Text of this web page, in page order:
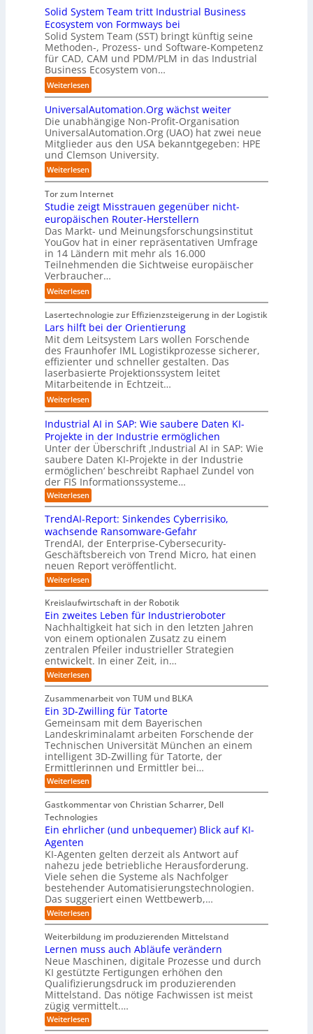
a
h
r
e
n
f
ü
r
d
e
n
G
i
g
a
c
t
o
r
y
-
A
u
b
a
u
u
m
C
o
-
C
E
O
e
c
h
e
n
z
e
n
t
r
e
n
i
n
D
e
u
t
s
c
h
l
a
n
d
:
T
r
e
f
f
p
u
k
t
f
ü
r
p
r
a
x
i
s
n
a
h
e
A
u
t
o
m
a
t
i
s
i
e
r
u
n
g
s
l
ö
s
u
n
g
e
n
b
:
D
i
s
r
u
p
t
b
l
i
c
k
t
f
d
i
e
Z
u
k
u
f
t
d
e
r
I
n
d
u
s
t
r
i
e
a
u
t
o
m
a
t
i
s
i
e
r
u
n
g
Solid System Team tritt Industrial Business
Ecosystem von Formways bei
Solid System Team (SST) bringt künftig seine
Methoden-, Prozess- und Software-Kompetenz
für CAD, CAM und PDM/PLM in das Industrial
Business Ecosystem von…
Weiterlesen:
S
o
l
i
d
S
s
t
e
m
T
e
a
m
t
r
i
t
I
n
d
u
s
t
r
a
l
u
s
i
n
s
s
E
c
o
s
y
s
t
e
m
o
n
F
o
r
m
w
a
y
s
b
e
i
UniversalAutomation.Org wächst weiter
Die unabhängige Non-Profit-Organisation
UniversalAutomation.Org (UAO) hat zwei neue
Mitglieder aus den USA bekanntgegeben: HPE
und Clemson University.
Weiterlesen:
U
n
i
v
e
r
s
a
l
A
u
t
o
m
a
t
i
o
n
.
O
r
g
w
ä
c
h
s
t
w
e
i
t
e
r
Tor zum Internet
Studie zeigt Misstrauen gegenüber nicht-
europäischen Router-Herstellern
Das Markt- und Meinungsforschungsinstitut
YouGov hat in einer repräsentativen Umfrage
in 14 Ländern mit mehr als 16.000
Teilnehmenden die Sichtweise europäischer
Verbraucher…
Weiterlesen:
S
t
u
d
i
e
z
e
g
t
M
i
s
s
t
r
a
u
e
n
g
e
g
e
n
b
e
n
i
c
-
e
u
r
o
p
ä
c
h
n
R
o
u
t
e
-
H
e
r
s
t
e
l
Lasertechnologie zur Effizienzsteigerung in der Logistik
Lars hilft bei der Orientierung
Mit dem Leitsystem Lars wollen Forschende
des Fraunhofer IML Logistikprozesse sicherer,
effizienter und schneller gestalten. Das
laserbasierte Projektionssystem leitet
Mitarbeitende in Echtzeit…
Weiterlesen:
L
a
r
s
h
i
l
f
t
b
e
i
d
e
r
O
r
i
e
n
i
e
r
u
n
g
Industrial AI in SAP: Wie saubere Daten KI-
Projekte in der Industrie ermöglichen
Unter der Überschrift ‚Industrial AI in SAP: Wie
saubere Daten KI-Projekte in der Industrie
ermöglichen‘ beschreibt Raphael Zundel von
der FIS Informationssysteme…
Weiterlesen:
I
n
d
u
s
t
r
i
a
l
A
I
i
n
S
A
P
:
W
i
e
s
a
u
b
e
r
e
D
a
e
n
K
I
P
r
o
j
e
k
t
e
i
d
e
r
I
n
d
u
s
TrendAI-Report: Sinkendes Cyberrisiko,
wachsende Ransomware-Gefahr
TrendAI, der Enterprise-Cybersecurity-
Geschäftsbereich von Trend Micro, hat einen
neuen Report veröffentlicht.
Weiterlesen:
T
r
e
n
d
A
-
R
e
p
o
t
:
S
i
n
k
e
n
d
e
C
y
e
r
r
i
s
i
k
o
w
a
c
h
s
e
n
d
e
R
Kreislaufwirtschaft in der Robotik
Ein zweites Leben für Industrieroboter
Nachhaltigkeit hat sich in den letzten Jahren
von einem optionalen Zusatz zu einem
zentralen Pfeiler industrieller Strategien
entwickelt. In einer Zeit, in…
Weiterlesen:
E
n
z
w
e
i
t
e
s
L
e
b
e
n
f
r
I
n
d
u
s
t
r
i
e
r
o
b
o
t
e
r
Zusammenarbeit von TUM und BLKA
Ein 3D-Zwilling für Tatorte
Gemeinsam mit dem Bayerischen
Landeskriminalamt arbeiten Forschende der
Technischen Universität München an einem
intelligent 3D-Zwilling für Tatorte, der
Ermittlerinnen und Ermittler bei…
Weiterlesen:
E
n
3
D
w
i
l
l
i
n
g
f
ü
r
T
a
t
o
r
t
e
Gastkommentar von Christian Scharrer, Dell
Technologies
Ein ehrlicher (und unbequemer) Blick auf KI-
Agenten
KI-Agenten gelten derzeit als Antwort auf
nahezu jede betriebliche Herausforderung.
Viele sehen die Systeme als Nachfolger
bestehender Automatisierungstechnologien.
Das suggeriert einen Wettbewerb,…
Weiterlesen:
E
n
e
h
r
l
i
c
h
e
r
Weiterbildung im produzierenden Mittelstand
Lernen muss auch Abläufe verändern
Neue Maschinen, digitale Prozesse und durch
KI gestützte Fertigungen erhöhen den
Qualifizierungsdruck im produzierenden
Mittelstand. Das nötige Fachwissen ist meist
zügig vermittelt.…
Weiterlesen:
L